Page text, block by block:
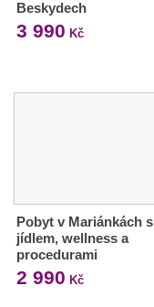
Beskydech
3 990 Kč
Pobyt v Mariánkách s
jídlem, wellness a
procedurami
2 990 Kč